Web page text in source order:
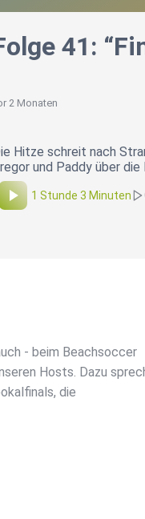
41:
2 Monaten
Hitze schreit nach
und Paddy über
1 Stunde 3 Minuten
- beim Beachsoccer
Hosts. Dazu
die